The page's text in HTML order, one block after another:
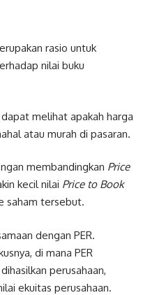
rasio untuk
nilai buku
melihat apakah harga
atau murah di pasaran.
membandingkan Price
kecil nilai Price to Book
saham tersebut.
dengan PER.
di mana PER
perusahaan,
ekuitas perusahaan.